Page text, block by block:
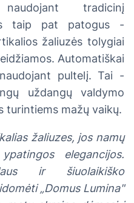
tradicinį
taip pat patogus -
žaliuzės tolygiai
Automatiškai
pultelį. Tai -
uždangų valdymo
turintiems mažų vaikų.
žaliuzes, jos namų
elegancijos.
ir šiuolaikiško
„Domus Lumina"